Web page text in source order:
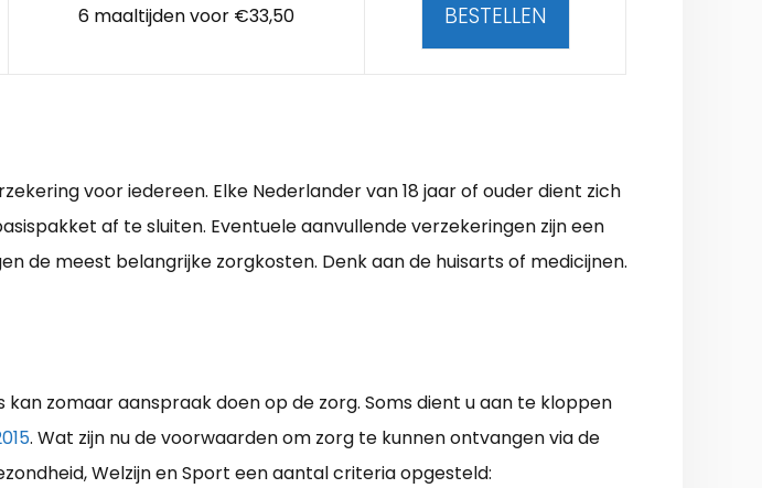
6 maaltijden voor €33,50 BESTELLEN
voor iedereen. Elke Nederlander van 18 jaar of ouder dient zich
af te sluiten. Eventuele aanvullende verzekeringen zijn een
de meest belangrijke zorgkosten. Denk aan de huisarts of medicijnen.
zomaar aanspraak doen op de zorg. Soms dient u aan te kloppen
. Wat zijn nu de voorwaarden om zorg te kunnen ontvangen via de
Welzijn en Sport een aantal criteria opgesteld: